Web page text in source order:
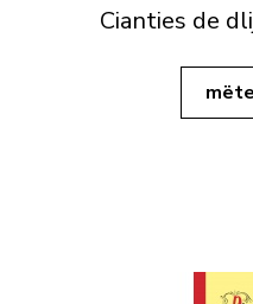
Cianties de